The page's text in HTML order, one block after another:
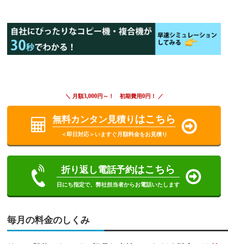
＼ 月額3,000円～！ 初期費用0円！ ／
無料カンタン見積り はこちら
＜即日対応＞いますぐ月額料金をお見積り
折り返し電話予約はこちら
日にち指定で、弊社担当者からお電話いたします
毎月の料金のしくみ